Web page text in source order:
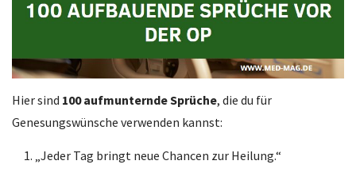
Hier sind 100 aufmunternde Sprüche, die du für
Genesungswünsche verwenden kannst:
„Jeder Tag bringt neue Chancen zur Heilung.“